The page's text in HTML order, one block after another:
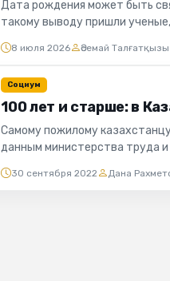
Дата рождения может быть
такому выводу пришли
8 июля 2026 Әсемай Талғатқызы
Социум
100 лет и старше: в
Самому пожилому
данным министерства труда
30 сентября 2022 Дана